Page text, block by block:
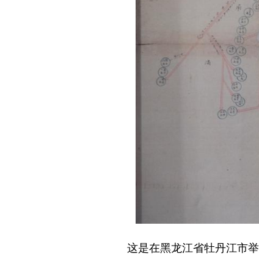
这是在黑龙江省牡丹江市举